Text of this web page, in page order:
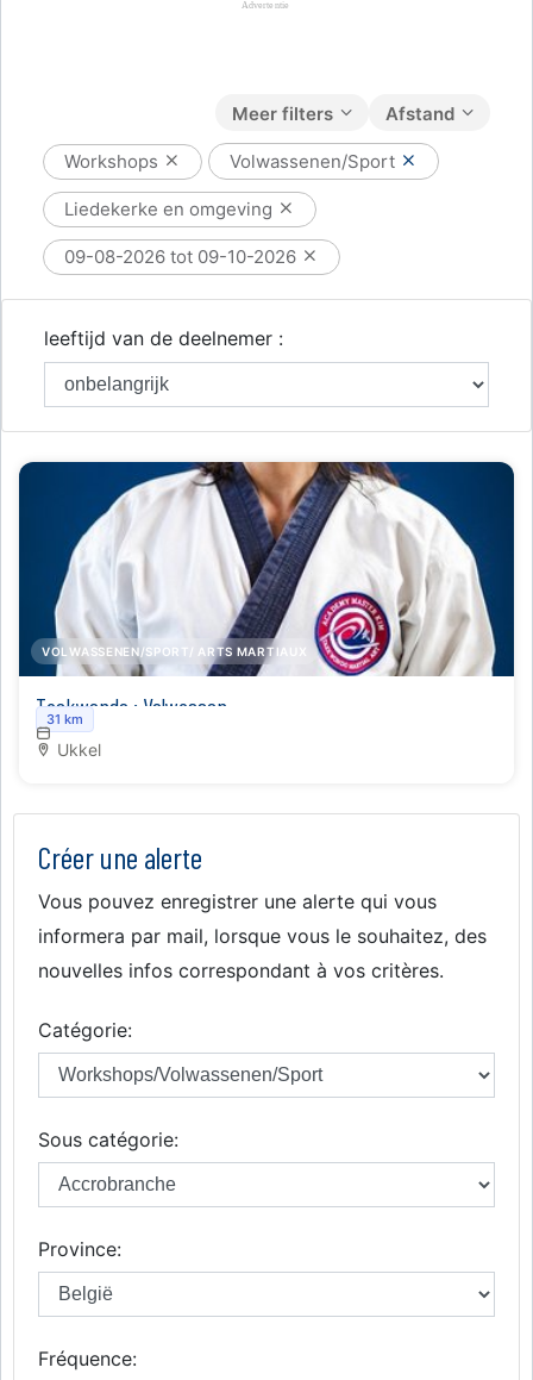
Afstand
Meer filters
Workshops Volwassenen/Sport
Liedekerke en omgeving
09-08-2026 tot 09-10-2026
leeftijd van de deelnemer :
VOLWASSENEN/SPORT/ ARTS MARTIAUX
Taekwondo : Volwassen
31 km
Ukkel
Créer une alerte
Vous pouvez enregistrer une alerte qui vous
informera par mail, lorsque vous le souhaitez, des
nouvelles infos correspondant à vos critères.
Catégorie:
Sous catégorie:
Province:
Fréquence: